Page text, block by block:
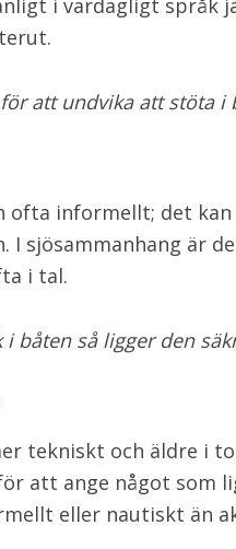
i vardagligt språk
att undvika att stöta i
ofta informellt; det kan
I sjösammanhang är
i tal.
i båten så ligger den
tekniskt och äldre i
att ange något som
eller nautiskt än